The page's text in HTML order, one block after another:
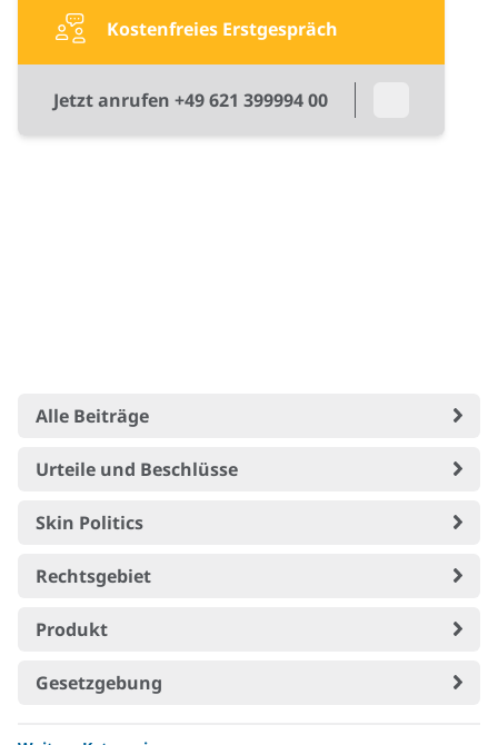
Kostenfreies Erstgespräch
Jetzt anrufen +49 621 399994 00
Alle Beiträge
Urteile und Beschlüsse
Skin Politics
Rechtsgebiet
Produkt
Gesetzgebung